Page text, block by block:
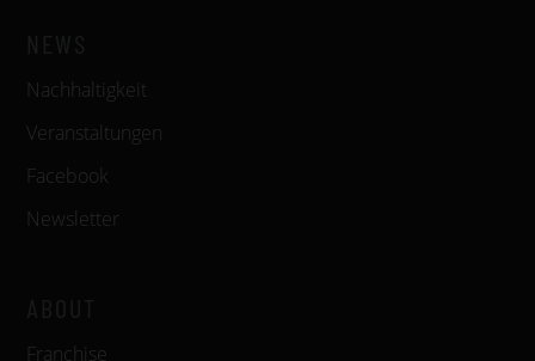
Nachhaltigkeit
Veranstaltungen
Facebook
Newsletter
Franchise